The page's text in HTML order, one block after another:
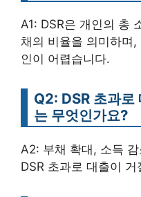
A1: DSR은 개인의 총
채의 비율을 의미하며
인이 어렵습니다.
Q2: DSR 초과로
는 무엇인가요?
A2: 부채 확대, 소득
DSR 초과로 대출이